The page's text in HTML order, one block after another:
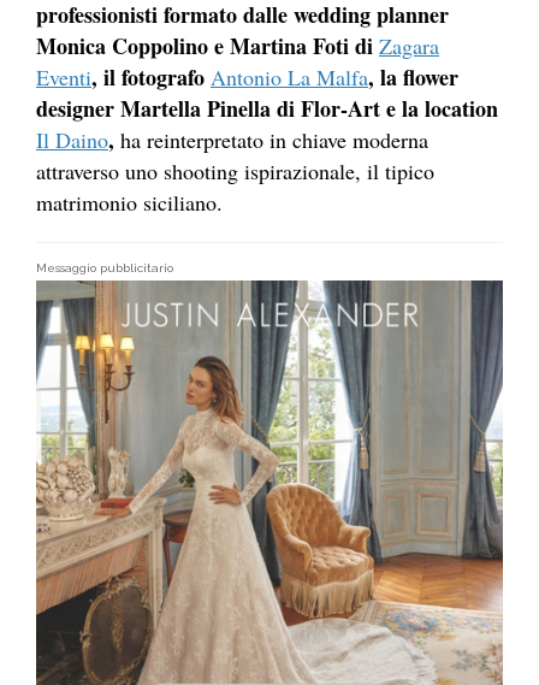
professionisti formato dalle wedding planner
Monica Coppolino e Martina Foti di Zagara
Eventi, il fotografo Antonio La Malfa, la flower
designer Martella Pinella di Flor-Art e la location
Il Daino, ha reinterpretato in chiave moderna
attraverso uno shooting ispirazionale, il tipico
matrimonio siciliano.
Messaggio pubblicitario